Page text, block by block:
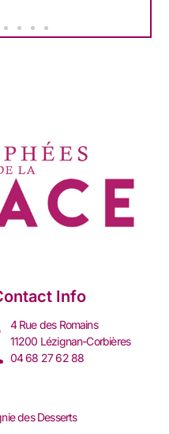
Info
4 Rue des Romains
11200 Lézignan-Corbières
04 68 27 62 88
des Desserts